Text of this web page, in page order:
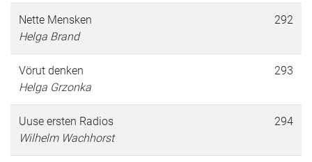
Nette Mensken
Helga Brand
292
Vörut denken
Helga Grzonka
293
Uuse ersten Radios
Wilhelm Wachhorst
294